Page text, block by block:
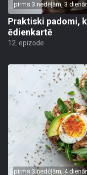
pirms 3 nedēļām, 3
Praktiski padomi,
ēdienkartē
12. epizode
pirms 3 nedēļām, 4